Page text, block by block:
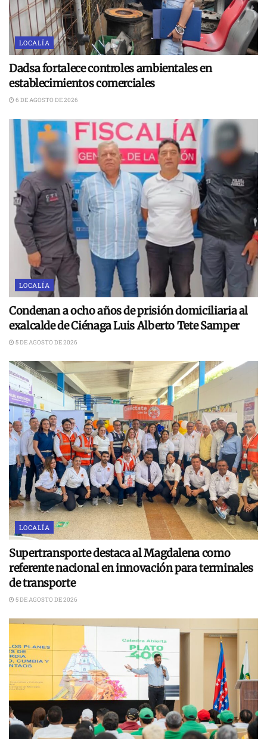
LOCALÍA
Dadsa fortalece controles ambientales en
establecimientos comerciales
6 DE AGOSTO DE 2026
LOCALÍA
Condenan a ocho años de prisión domiciliaria al
exalcalde de Ciénaga Luis Alberto Tete Samper
5 DE AGOSTO DE 2026
LOCALÍA
Supertransporte destaca al Magdalena como
referente nacional en innovación para terminales
de transporte
5 DE AGOSTO DE 2026